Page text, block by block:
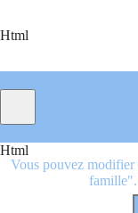
Html
Html
Vous pouvez
famille".